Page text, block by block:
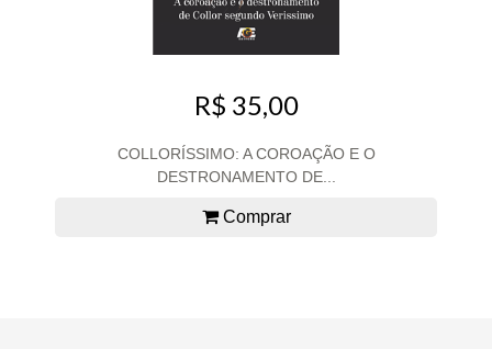
R$ 35,00
COLLORÍSSIMO: A COROAÇÃO E O
DESTRONAMENTO DE...
Comprar